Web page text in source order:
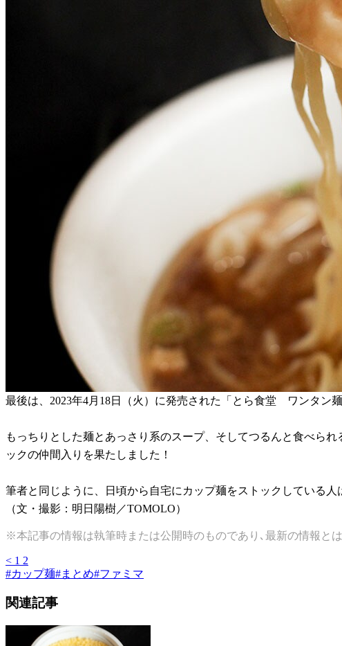
最後は、2023年4月18日（火）に発売された「とら食堂 ワンタン
もっちりとした麺とあっさり系のスープ、そしてつるんと食べら
ックの仲間入りを果たしました！
筆者と同じように、日頃から自宅にカップ麺をストックしている
（文・撮影：明日陽樹／TOMOLO）
※本記事の情報は執筆時または公開時のものであり､最新の情報と
< 1 2
#カップ麺#まとめ#ファミマ
関連記事